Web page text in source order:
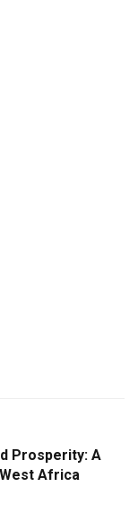
Prosperity: A
Africa